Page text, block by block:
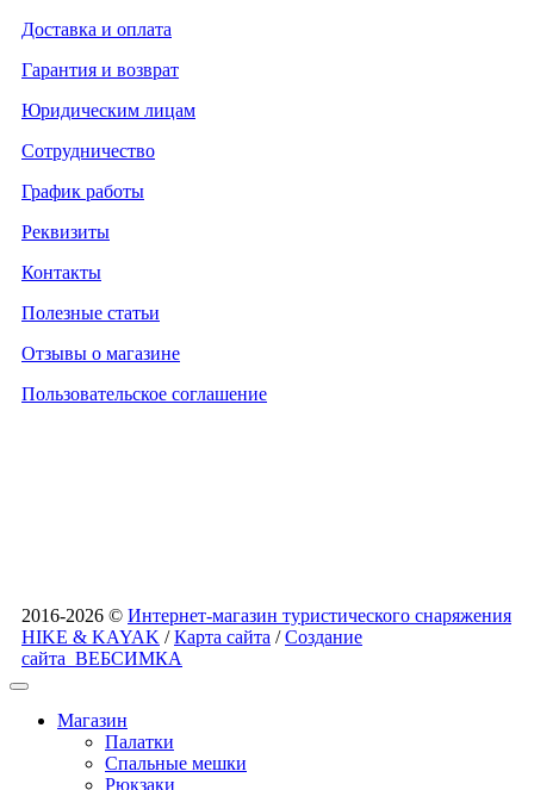
Доставка и оплата
Гарантия и возврат
Юридическим лицам
Сотрудничество
График работы
Реквизиты
Контакты
Полезные статьи
Отзывы о магазине
Пользовательское соглашение
2016-2026 © Интернет-магазин туристического снаряжения
HIKE & KAYAK /Карта сайта /Создание
сайта ВЕБСИМКА
Магазин
Палатки
Спальные мешки
Рюкзаки